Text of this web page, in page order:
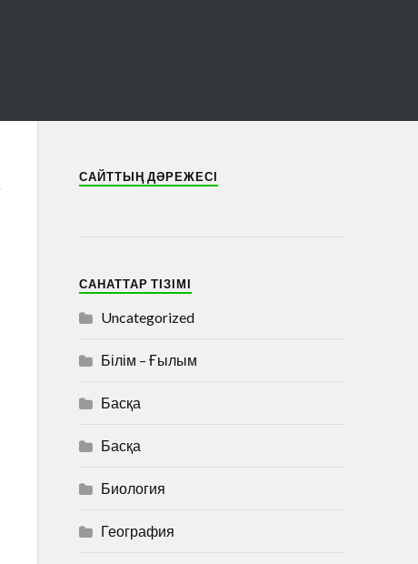
САЙТТЫҢ ДӘРЕЖЕСІ
САНАТТАР ТІЗІМІ
Uncategorized
Білім – Ғылым
Басқа
Басқа
Биология
География